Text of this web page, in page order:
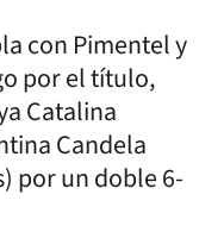
con Pimentel y
por el título,
Catalina
Candela
por un doble 6-